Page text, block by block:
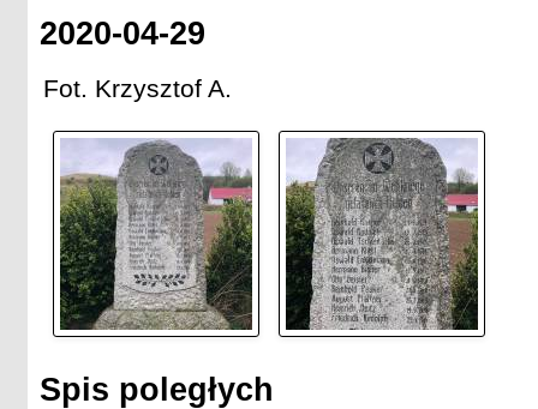
2020-04-29
Fot. Krzysztof A.
Spis poległych